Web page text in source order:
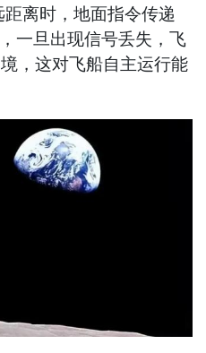
离时，地面指令传递
一旦出现信号丢失，飞
，这对飞船自主运行能